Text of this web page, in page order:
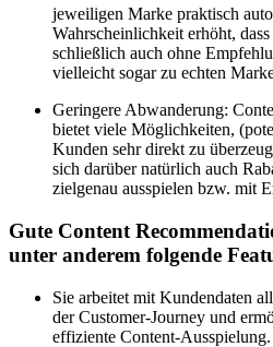
jeweiligen Marke praktisch
Wahrscheinlichkeit erhöht,
schließlich auch ohne
vielleicht sogar zu echten
Geringere Abwanderung:
bietet viele Möglichkeiten,
Kunden sehr direkt zu
sich darüber natürlich auch
zielgenau ausspielen bzw. mit
Gute Content
unter anderem folgende
Sie arbeitet mit Kundendaten
der Customer-Journey und
effiziente Content-Ausspielung.